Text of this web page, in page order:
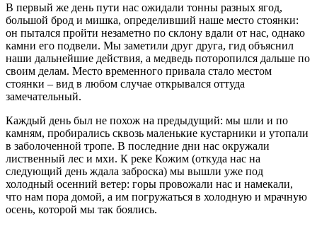
В первый же день пути нас ожидали тонны разных ягод,
большой брод и мишка, определивший наше место стоянки:
он пытался пройти незаметно по склону вдали от нас, однако
камни его подвели. Мы заметили друг друга, гид объяснил
наши дальнейшие действия, а медведь поторопился дальше по
своим делам. Место временного привала стало местом
стоянки – вид в любом случае открывался оттуда
замечательный.
Каждый день был не похож на предыдущий: мы шли и по
камням, пробирались сквозь маленькие кустарники и утопали
в заболоченной тропе. В последние дни нас окружали
лиственный лес и мхи. К реке Кожим (откуда нас на
следующий день ждала заброска) мы вышли уже под
холодный осенний ветер: горы провожали нас и намекали,
что нам пора домой, а им погружаться в холодную и мрачную
осень, которой мы так боялись.